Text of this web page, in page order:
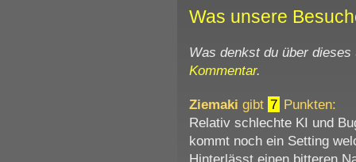
Was unsere
Was denkst du über
Kommentar.
Ziemaki gibt 7 Punkten:
Relativ schlechte KI und
kommt noch ein Setting
Hinterlässt einen bitteren